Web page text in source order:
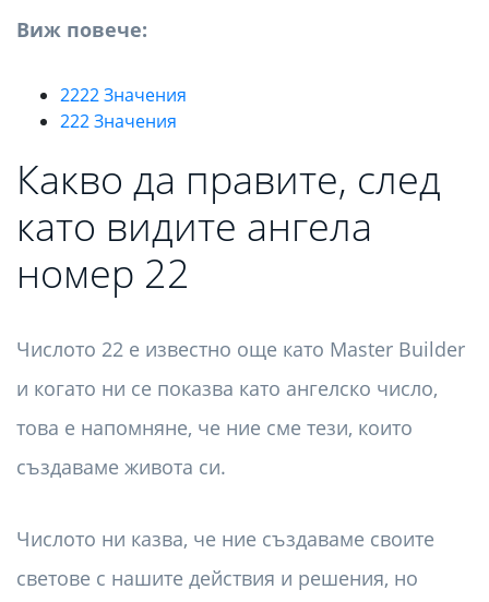
Виж повече:
2222 Значения
222 Значения
Какво да правите, след
като видите ангела
номер 22
Числото 22 е известно още като Master Builder
и когато ни се показва като ангелско число,
това е напомняне, че ние сме тези, които
създаваме живота си.
Числото ни казва, че ние създаваме своите
светове с нашите действия и решения, но